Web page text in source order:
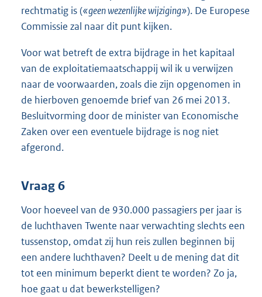
rechtmatig is («geen wezenlijke wijziging»). De Europese
Commissie zal naar dit punt kijken.
Voor wat betreft de extra bijdrage in het kapitaal
van de exploitatiemaatschappij wil ik u verwijzen
naar de voorwaarden, zoals die zijn opgenomen in
de hierboven genoemde brief van 26 mei 2013.
Besluitvorming door de minister van Economische
Zaken over een eventuele bijdrage is nog niet
afgerond.
Vraag 6
Voor hoeveel van de 930.000 passagiers per jaar is
de luchthaven Twente naar verwachting slechts een
tussenstop, omdat zij hun reis zullen beginnen bij
een andere luchthaven? Deelt u de mening dat dit
tot een minimum beperkt dient te worden? Zo ja,
hoe gaat u dat bewerkstelligen?